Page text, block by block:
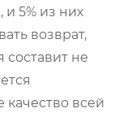
5% из них
возврат,
не
качество всей